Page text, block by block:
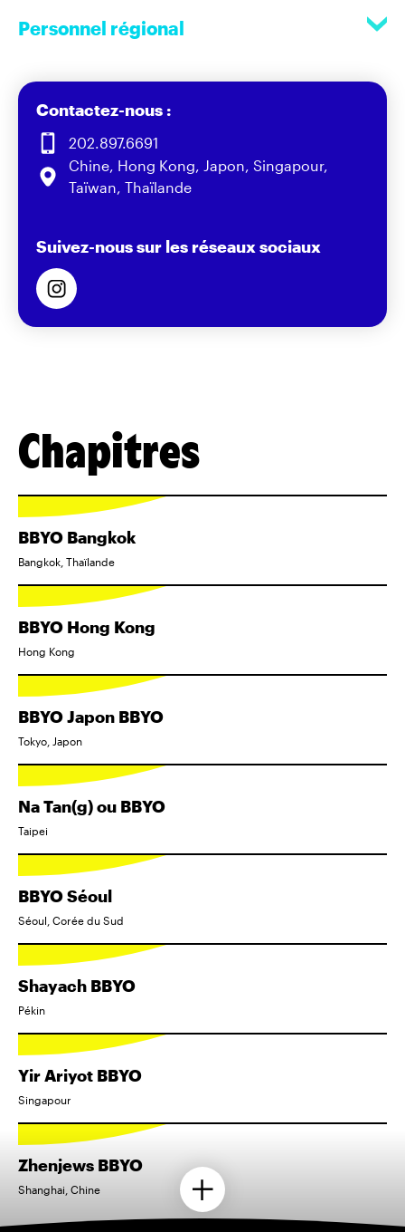
Personnel régional
Contactez-nous :
202.897.6691
Chine, Hong Kong, Japon, Singapour,
Taïwan, Thaïlande
Suivez-nous sur les réseaux sociaux
Chapitres
BBYO Bangkok
Bangkok, Thaïlande
BBYO Hong Kong
Hong Kong
BBYO Japon BBYO
Tokyo, Japon
Na Tan(g) ou BBYO
Taipei
BBYO Séoul
Séoul, Corée du Sud
Shayach BBYO
Pékin
Yir Ariyot BBYO
Singapour
Zhenjews BBYO
Shanghai, Chine